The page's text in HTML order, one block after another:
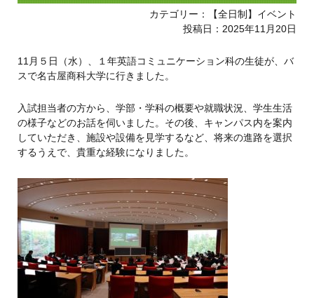
カテゴリー：【全日制】イベント
投稿日：2025年11月20日
11月５日（水）、１年英語コミュニケーション科の生徒が、バ
スで名古屋商科大学に行きました。
入試担当者の方から、学部・学科の概要や就職状況、学生生活
の様子などのお話を伺いました。その後、キャンパス内を案内
していただき、施設や設備を見学するなど、将来の進路を選択
するうえで、貴重な経験になりました。